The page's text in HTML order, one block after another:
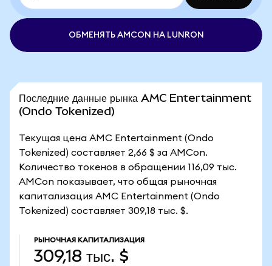
ОБМЕНЯТЬ AMCON НА LUNRON
Последние данные рынка AMC Entertainment
(Ondo Tokenized)
Текущая цена AMC Entertainment (Ondo
Tokenized) составляет 2,66 $ за AMCon.
Количество токенов в обращении 116,09 тыс.
AMCon показывает, что общая рыночная
капитализация AMC Entertainment (Ondo
Tokenized) составляет 309,18 тыс. $.
РЫНОЧНАЯ КАПИТАЛИЗАЦИЯ
309,18 тыс. $